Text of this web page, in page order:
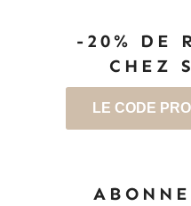
-20% DE
CHEZ
LE CODE